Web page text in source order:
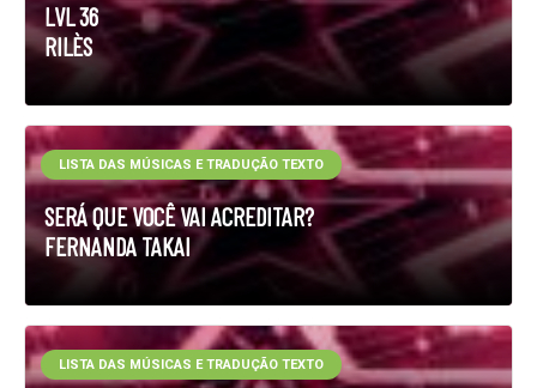
LVL 36
RILÈS
SERÁ QUE VOCÊ VAI ACREDITAR?
FERNANDA TAKAI
LISTA DAS MÚSICAS E TRADUÇÃO TEXTO
LISTA DAS MÚSICAS E TRADUÇÃO TEXTO